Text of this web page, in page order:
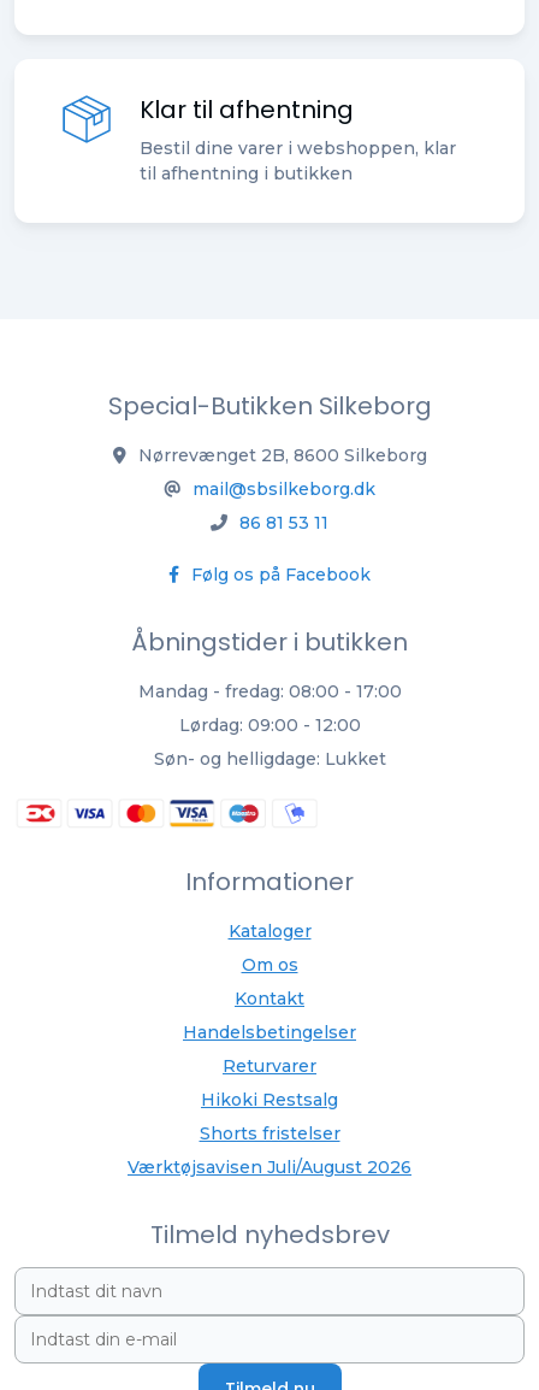
Klar til afhentning
Bestil dine varer i webshoppen, klar
til afhentning i butikken
Special-Butikken Silkeborg
Nørrevænget 2B, 8600 Silkeborg
mail@sbsilkeborg.dk
86 81 53 11
Følg os på Facebook
Åbningstider i butikken
Mandag - fredag: 08:00 - 17:00
Lørdag: 09:00 - 12:00
Søn- og helligdage: Lukket
Informationer
Kataloger
Om os
Kontakt
Handelsbetingelser
Returvarer
Hikoki Restsalg
Shorts fristelser
Værktøjsavisen Juli/August 2026
Tilmeld nyhedsbrev